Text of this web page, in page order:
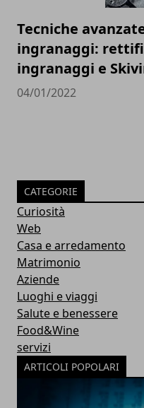
Tecniche
ingranaggi:
ingranaggi e
04/01/2022
CATEGORIE
Curiosità
Web
Casa e arredamento
Matrimonio
Aziende
Luoghi e viaggi
Salute e benessere
Food&Wine
servizi
ARTICOLI POPOLARI